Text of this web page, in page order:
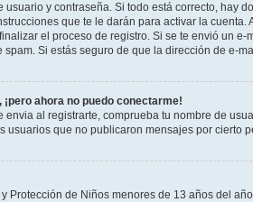
usuario y contraseña. Si todo está correcto, hay
que te le darán para activar la
el proceso de registro. Si se te envió un
spam. Si estás seguro de que la dirección de e-
ahora no puedo conectarme!
envia al registrarte, comprueba tu nombre de
usuarios que no publicaron mensajes por cierto
Protección de Niños menores de 13 años del